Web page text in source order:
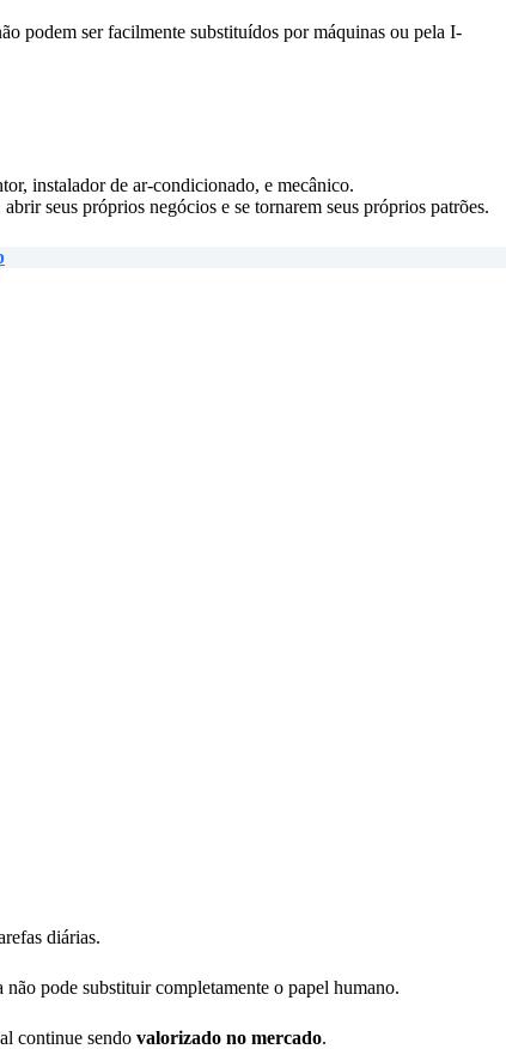
podem ser facilmente substituídos por máquinas ou pela I-
instalador de ar-condicionado, e mecânico.
seus próprios negócios e se tornarem seus próprios patrões.
diárias.
não pode substituir completamente o papel humano.
continue sendo valorizado no mercado.